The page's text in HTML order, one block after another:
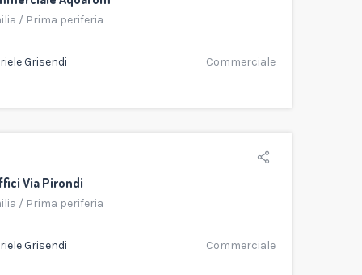
/ Prima periferia
Grisendi Commerciale
Via Pirondi
/ Prima periferia
Grisendi Commerciale